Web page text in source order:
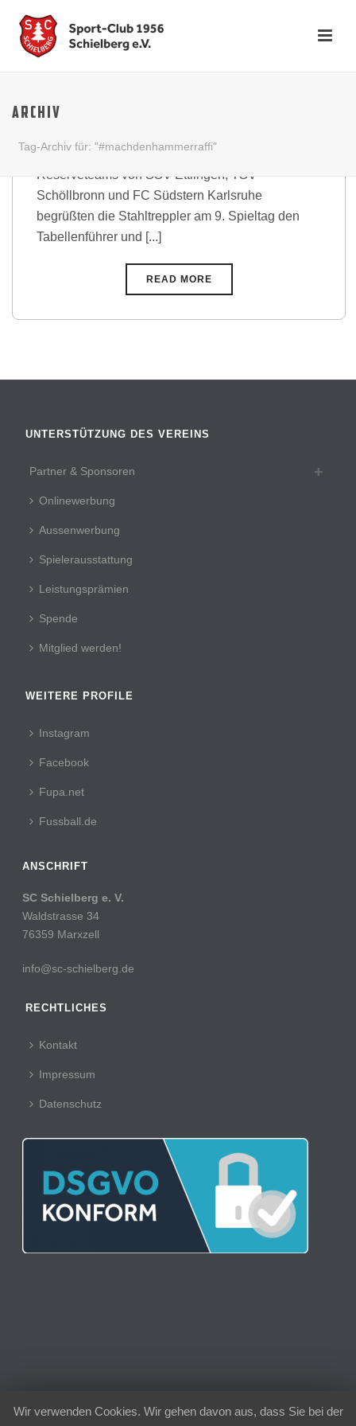
ARCHIV
Tag-Archiv für: "#machdenhammerraffi"
Tabellenplatz 2
Nach zuletzt drei Pflichtsiegen gegen die
Reserveteams von SSV Ettlingen, TSV
Schöllbronn und FC Südstern Karlsruhe
begrüßten die Stahltreppler am 9. Spieltag den
Tabellenführer und [...]
READ MORE
UNTERSTÜTZUNG DES VEREINS
Partner & Sponsoren
Onlinewerbung
Aussenwerbung
Spielerausstattung
Leistungsprämien
Spende
Mitglied werden!
WEITERE PROFILE
Instagram
Facebook
Fupa.net
Fussball.de
ANSCHRIFT
SC Schielberg e. V.
Waldstrasse 34
76359 Marxzell
info@sc-schielberg.de
RECHTLICHES
Kontakt
Impressum
Datenschutz
© 2021 | Sport-Club 1956 Schielberg e.V.
Wir verwenden Cookies. Wir gehen davon aus, dass Sie bei der